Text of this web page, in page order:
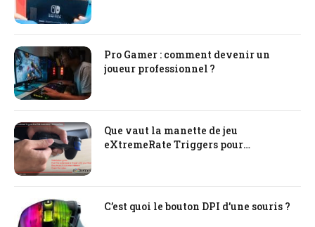
Pro Gamer : comment devenir un
joueur professionnel ?
Que vaut la manette de jeu
eXtremeRate Triggers pour
C’est quoi le bouton DPI d’une souris ?